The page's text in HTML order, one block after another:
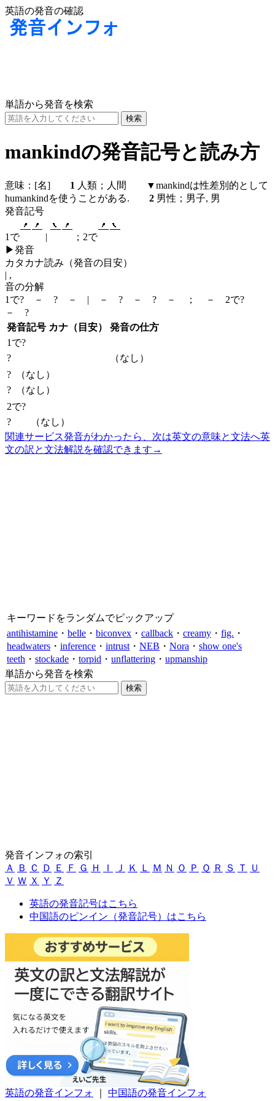
英語の発音の確認
単語から発音を検索
mankindの発音記号と読み方
意味： [名] 1 人類；人間 ▼mankindは性差別的として
humankindを使うことがある. 2 男性；男子, 男
発音記号
1で |
；2で
▶発音
カタカナ読み（発音の目安）
| ,
音の分解
1で? － ? － | － ? － ? － ； － 2で?
－ ?
発音記号 カナ（目安）
発音の仕方
1で?
?
（なし）
?
（なし）
?
（なし）
2で?
?
（なし）
関連サービス発音がわかったら、次は英文の意味と文法へ英
文の訳と文法解説を確認できます →
キーワードをランダムでピックアップ
antihistamine ・ belle ・ biconvex ・ callback ・ creamy ・ fig. ・
headwaters ・ inference ・ intrust ・ NEB ・ Nora ・ show one's
teeth ・ stockade ・ torpid ・ unflattering ・ upmanship
単語から発音を検索
発音インフォの索引
Ａ
Ｂ Ｃ Ｄ Ｅ Ｆ Ｇ Ｈ Ｉ Ｊ Ｋ Ｌ Ｍ Ｎ Ｏ Ｐ Ｑ Ｒ Ｓ Ｔ
Ｕ
Ｖ Ｗ Ｘ Ｙ Ｚ
英語の発音記号はこちら
中国語のピンイン（発音記号）はこちら
英語の発音インフォ
中国語の発音インフォ